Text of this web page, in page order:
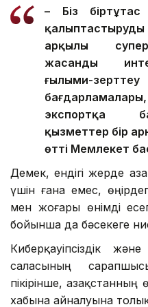
– Біз
арқылы
жасанды
ғылыми-
экспортқа
қызметтер бір
өтті Мемлекет
Демек, ендігі жерде
үшін ғана емес,
мен жоғары өнімді
бойынша да бәсекеге
Киберқауіпсіздік
саласының
пікірінше,
хабына айналуына